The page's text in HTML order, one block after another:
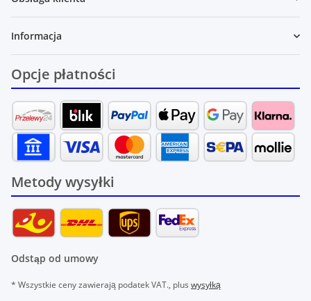
Informacja
Opcje płatności
Metody wysyłki
Odstąp od umowy
* Wszystkie ceny zawierają podatek VAT., plus wysyłką